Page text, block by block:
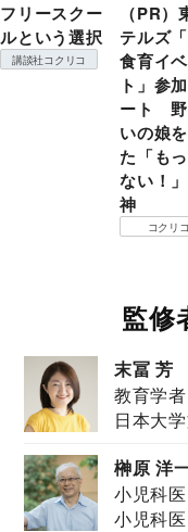
フリースクー
ルという選択
講談社コクリコ
（PR）
テルズ
食育イ
ト」参
ート
いの娘
た「も
ない！
神
コクリコ
監修
末冨 芳
教育学
日本大
榊原 洋
小児科
小児科